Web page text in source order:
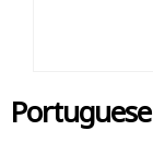
Portuguese